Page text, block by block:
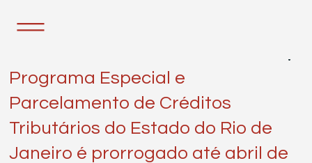
Programa Especial e
Parcelamento de Créditos
Tributários do Estado do Rio de
Janeiro é prorrogado até abril de